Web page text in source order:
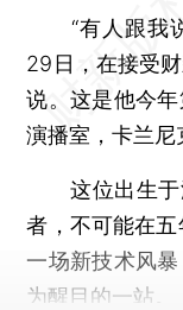
“有人跟我说
29日，在接受
说。这是他今
演播室，卡兰尼
这位出生于
者，不可能在
一场新技术风
为醒目的一站。